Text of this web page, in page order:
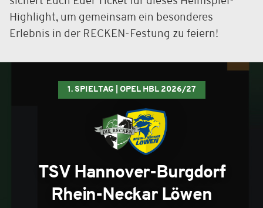
Highlight, um gemeinsam ein besonderes
Erlebnis in der RECKEN-Festung zu feiern!
1. SPIELTAG | OPEL HBL 2026/27
TSV Hannover-Burgdorf
Rhein-Neckar Löwen